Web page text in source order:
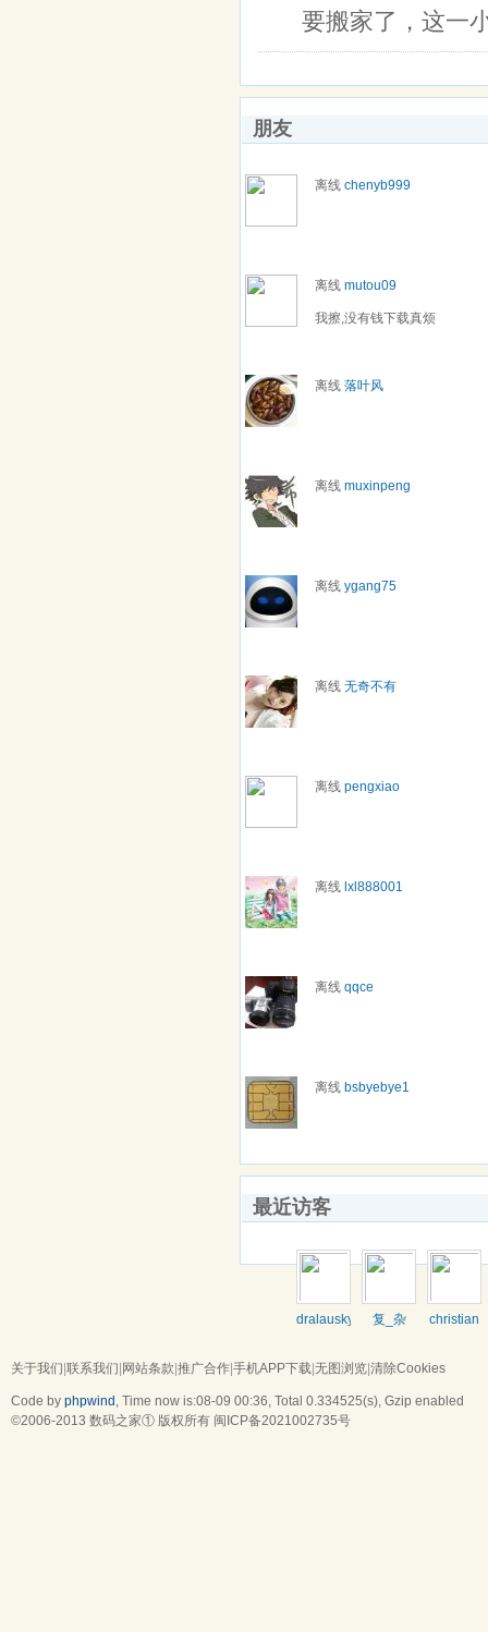
要搬家了，这一
朋友
离线 chenyb999
离线 mutou09
我擦,没有钱下载真烦
离线 落叶风
离线 muxinpeng
离线 ygang75
离线 无奇不有
离线 pengxiao
离线 lxl888001
离线 qqce
离线 bsbyebye1
最近访客
dralausky 复_杂 christian
关于我们|联系我们|网站条款|推广合作|手机APP下载|无图浏览|清除Cookies
Code by phpwind , Time now is:08-09 00:36, Total 0.334525(s) , Gzip enabled
©2006-2013 数码之家① 版权所有 闽ICP备2021002735号